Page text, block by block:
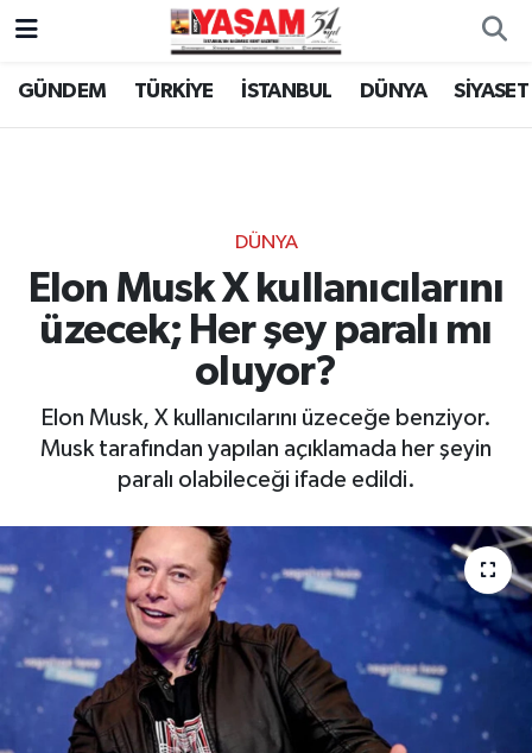
GÜNDEM TÜRKİYE İSTANBUL DÜNYA SİYASET
DÜNYA
Elon Musk X kullanıcılarını
üzecek; Her şey paralı mı
oluyor?
Elon Musk, X kullanıcılarını üzeceğe benziyor.
Musk tarafından yapılan açıklamada her şeyin
paralı olabileceği ifade edildi.